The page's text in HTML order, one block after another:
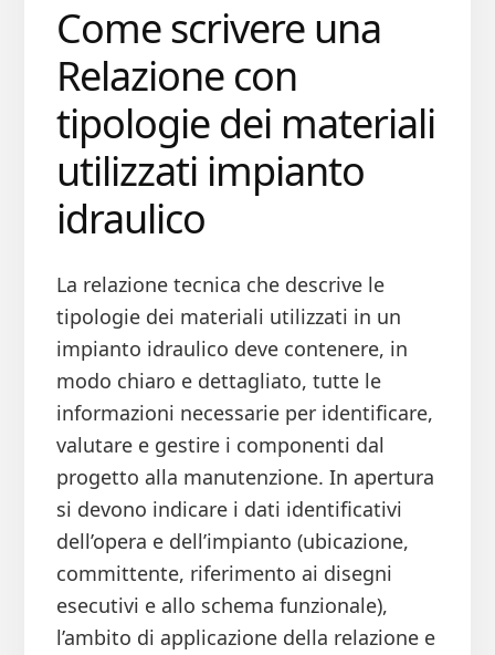
Come scrivere una
Relazione con
tipologie dei materiali
utilizzati impianto
idraulico
La relazione tecnica che descrive le
tipologie dei materiali utilizzati in un
impianto idraulico deve contenere, in
modo chiaro e dettagliato, tutte le
informazioni necessarie per identificare,
valutare e gestire i componenti dal
progetto alla manutenzione. In apertura
si devono indicare i dati identificativi
dell’opera e dell’impianto (ubicazione,
committente, riferimento ai disegni
esecutivi e allo schema funzionale),
l’ambito di applicazione della relazione e